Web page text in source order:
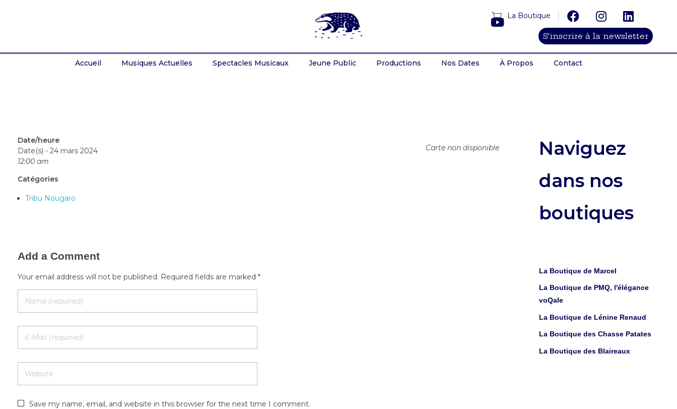
La Boutique
S'inscrire à la newsletter
Accueil Musiques Actuelles Spectacles Musicaux Jeune Public Productions Nos Dates À Propos Contact
Carte non disponible
Date/heure
Date(s) - 24 mars 2024
12:00 am
Catégories
Tribu Nougaro
Add a Comment
Your email address will not be published. Required fields are marked *
Save my name, email, and website in this browser for the next time I comment.
Naviguez
dans nos
boutiques
La Boutique de Marcel
La Boutique de PMQ, l'élégance
voQale
La Boutique de Lénine Renaud
La Boutique des Chasse Patates
La Boutique des Blaireaux